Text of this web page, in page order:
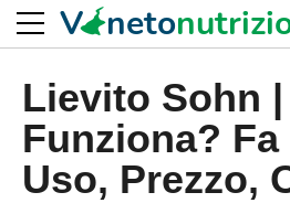
Lievito Sohn |
Funziona? Fa
Uso, Prezzo,
V neto